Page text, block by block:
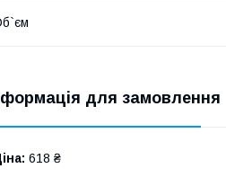
для замовлення
618 ₴